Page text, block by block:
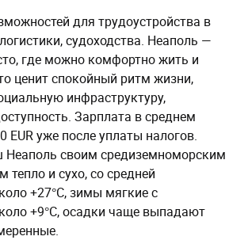
для трудоустройства в
судоходства. Неаполь —
где можно комфортно жить и
ценит спокойный ритм жизни,
инфраструктуру,
Зарплата в среднем
EUR уже после уплаты налогов.
Неаполь своим средиземноморским
тепло и сухо, со средней
+27°C, зимы мягкие с
+9°C, осадки чаще выпадают